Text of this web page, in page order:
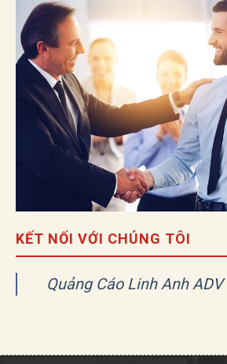
KẾT NỐI VỚI CHÚNG TÔI
Quảng Cáo Linh Anh ADV